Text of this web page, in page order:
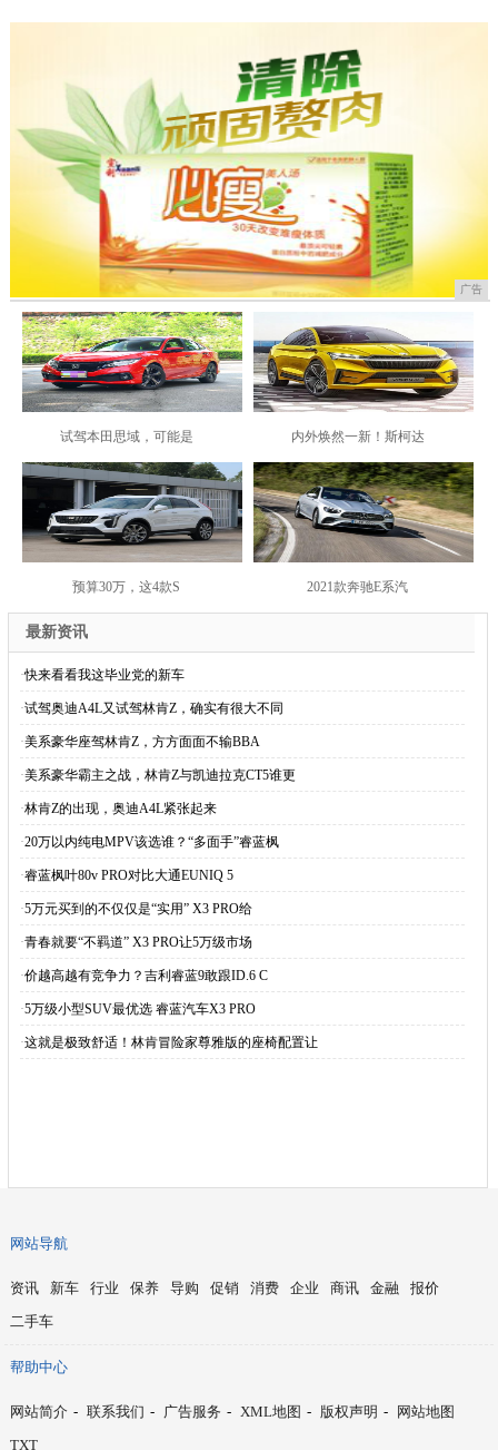
广告
试驾本田思域，可能是 内外焕然一新！斯柯达
预算30万，这4款S 2021款奔驰E系汽
最新资讯
·快来看看我这毕业党的新车
·试驾奥迪A4L又试驾林肯Z，确实有很大不同
·美系豪华座驾林肯Z，方方面面不输BBA
·美系豪华霸主之战，林肯Z与凯迪拉克CT5谁更
·林肯Z的出现，奥迪A4L紧张起来
·20万以内纯电MPV该选谁？“多面手”睿蓝枫
·睿蓝枫叶80v PRO对比大通EUNIQ 5
·5万元买到的不仅仅是“实用” X3 PRO给
·青春就要“不羁道” X3 PRO让5万级市场
·价越高越有竞争力？吉利睿蓝9敢跟ID.6 C
·5万级小型SUV最优选 睿蓝汽车X3 PRO
·这就是极致舒适！林肯冒险家尊雅版的座椅配置让
网站导航
资讯 新车 行业 保养 导购 促销 消费 企业 商讯 金融
报价
二手车
帮助中心
网站简介 - 联系我们 - 广告服务 - XML地图 - 版权声明 -
网站地图
TXT